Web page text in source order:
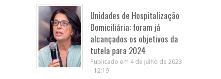
Unidades de Hospitalização
Domiciliária: foram já
alcançados os objetivos da
tutela para 2024
Publicado em 4 de julho de 2023
- 12:19